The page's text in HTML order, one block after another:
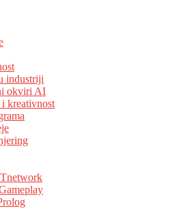
industriji
okviri AI
kreativnost